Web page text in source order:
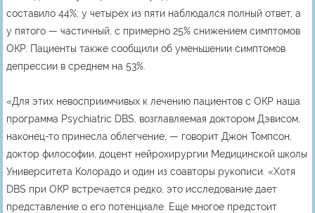
составило 44%; у четырех из пяти наблюдался полный ответ, а
у пятого — частичный, с примерно 25% снижением симптомов
ОКР. Пациенты также сообщили об уменьшении симптомов
депрессии в среднем на 53%.
«Для этих невосприимчивых к лечению пациентов с ОКР наша
программа Psychiatric DBS, возглавляемая доктором Дэвисом,
наконец-то принесла облегчение, — говорит Джон Томпсон,
доктор философии, доцент нейрохирургии Медицинской школы
Университета Колорадо и один из соавторы рукописи. «Хотя
DBS при ОКР встречается редко, это исследование дает
представление о его потенциале. Еще многое предстоит